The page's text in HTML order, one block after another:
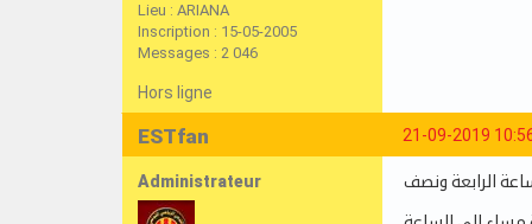
Lieu : ARIANA
Inscription : 15-05-2005
Messages : 2 046
Hors ligne
21-09-2019
ESTfan
Administrateur الرابعة ونصف